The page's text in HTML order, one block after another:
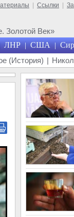
Ссылки
Золотой Век»
ЛНР | США |
(История) |